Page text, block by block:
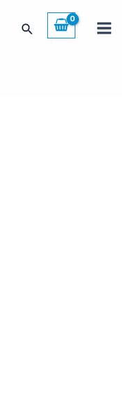
Search